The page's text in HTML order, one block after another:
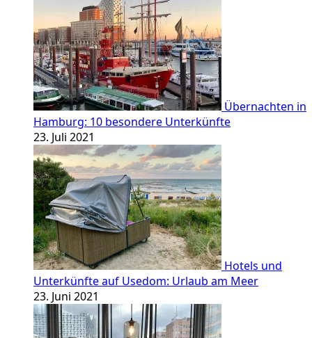
Übernachten in
Hamburg: 10 besondere Unterkünfte
23. Juli 2021
Hotels und
Unterkünfte auf Usedom: Urlaub am Meer
23. Juni 2021